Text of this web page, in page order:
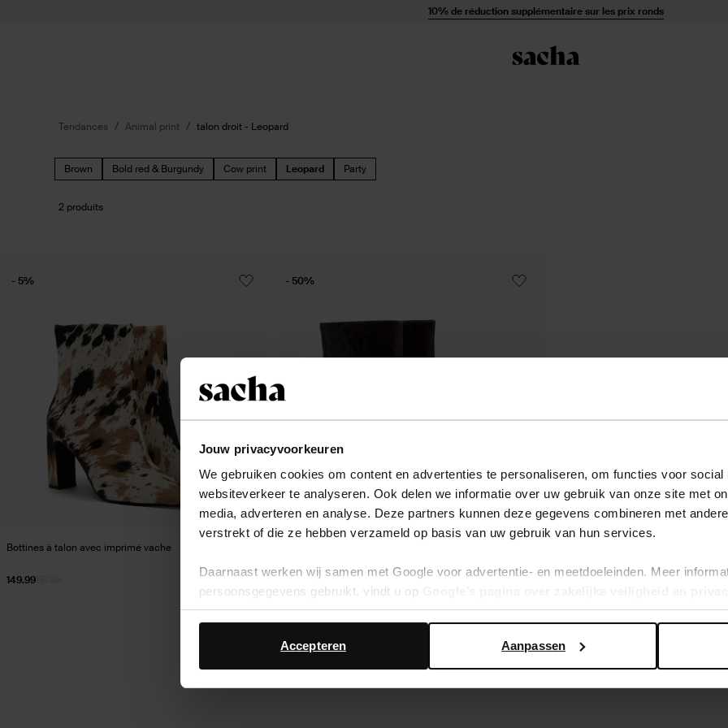
Jouw privacyvoorkeuren
We gebruiken cookies om content en advertenties te personaliseren, om functies voor social
websiteverkeer te analyseren. Ook delen we informatie over uw gebruik van onze site met
media, adverteren en analyse. Deze partners kunnen deze gegevens combineren met
verstrekt of die ze hebben verzameld op basis van uw gebruik van hun services.
Daarnaast werken wij samen met Google voor advertentie- en meetdoeleinden. Meer
persoonsgegevens gebruikt, vindt u op
Aanpassen
Accepteren
10% de réduction supplémentaire sur les prix ronds
Tendances Animal print talon droit - Leopard
Brown Bold red & Burgundy Cow print Leopard Party
2 produits
Bottines à talon avec imprimé vache
149.99
- 5%
105.00
52.50
- 50%